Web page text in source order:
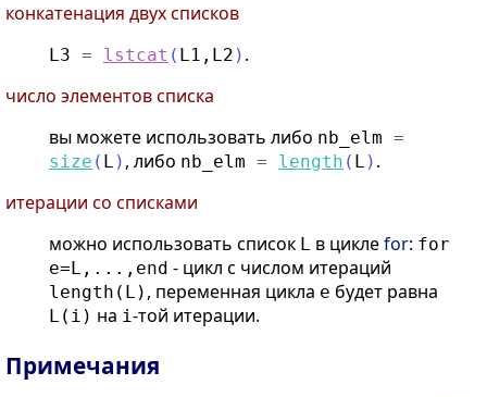
конкатенация двух списков
L3 = lstcat ( L1 , L2 ) .
число элементов списка
вы можете использовать либо nb_elm =
size ( L ) , либо nb_elm = length ( L ) .
итерации со списками
можно использовать список L в циклеfor: for
e=L,...,end - цикл с числом итераций
length(L) , переменная цикла e будет равна
L(i) на i-той итерации.
Примечания